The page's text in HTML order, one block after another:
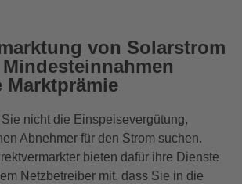
von Solarstrom
Marktprämie
nicht die Einspeisevergütung,
Abnehmer für den Strom suchen.
bieten dafür ihre Dienste
Netzbetreiber mit, dass Sie in die